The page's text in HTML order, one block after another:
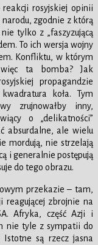
rosyjskiej opinii
zgodnie z którą
tylko z „faszyzującą
To ich wersja wojny
Konfliktu, w którym
ta bomba? Jak
propagandzie
koła. Tym
zrujnowałby inny,
o „delikatności”
absurdalne, ale wielu
mordują, nie strzelają
i generalnie postępują
do tego obrazu.
przekazie – tam,
reagującej zbrojnie na
Afryka, część Azji i
nie tyle z sympatii do
są rzecz jasna